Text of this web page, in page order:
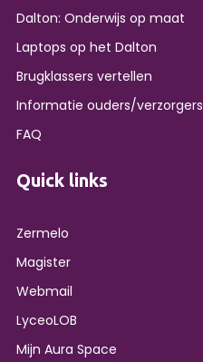
Dalton: Onderwijs op maat
Laptops op het Dalton
Brugklassers vertellen
Informatie ouders/verzorgers
FAQ
Quick links
Zermelo
Magister
Webmail
LyceoLOB
Mijn Aura Space